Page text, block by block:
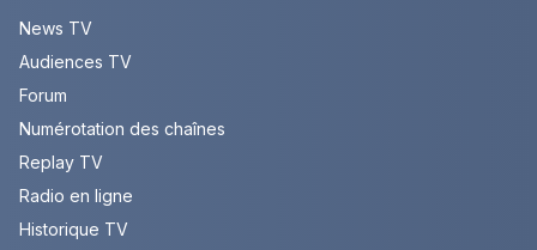
News TV
Audiences TV
Forum
Numérotation des chaînes
Replay TV
Radio en ligne
Historique TV